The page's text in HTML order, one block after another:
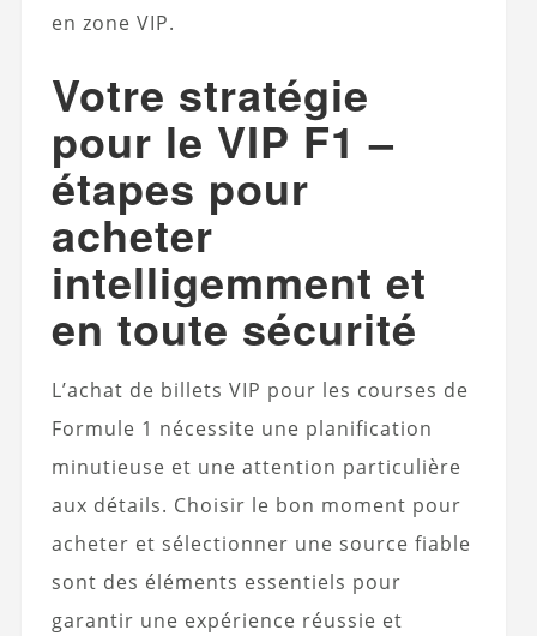
en zone VIP.
Votre stratégie
pour le VIP F1 –
étapes pour
acheter
intelligemment et
en toute sécurité
L’achat de billets VIP pour les courses de
Formule 1 nécessite une planification
minutieuse et une attention particulière
aux détails. Choisir le bon moment pour
acheter et sélectionner une source fiable
sont des éléments essentiels pour
garantir une expérience réussie et